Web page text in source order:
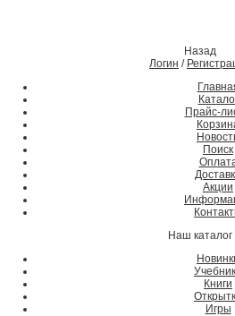
Назад
Логин /
Прайс-
Поиск
Акции
Наш каталог
Книги
Игры